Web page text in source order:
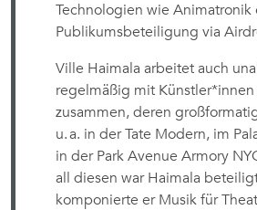
Technologien wie Animatronik
Publikumsbeteiligung via
Ville Haimala arbeitet auch
regelmäßig mit
zusammen, deren
u. a. in der Tate Modern, im
in der Park Avenue Armory
all diesen war Haimala
komponierte er Musik für